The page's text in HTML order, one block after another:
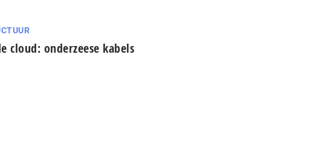
cloud: onderzeese kabels